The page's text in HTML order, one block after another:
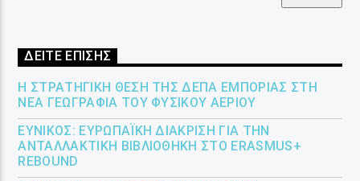
ΔΕΙΤΕ ΕΠΙΣΗΣ
Η ΣΤΡΑΤΗΓΙΚΉ ΘΈΣΗ ΤΗΣ ΔΕΠΑ ΕΜΠΟΡΊΑΣ ΣΤΗ
ΝΈΑ ΓΕΩΓΡΑΦΊΑ ΤΟΥ ΦΥΣΙΚΟΎ ΑΕΡΊΟΥ
ΕΎΝΙΚΟΣ: ΕΥΡΩΠΑΪΚΉ ΔΙΆΚΡΙΣΗ ΓΙΑ ΤΗΝ
ΑΝΤΑΛΛΑΚΤΙΚΉ ΒΙΒΛΙΟΘΉΚΗ ΣΤΟ ERASMUS+
REBOUND